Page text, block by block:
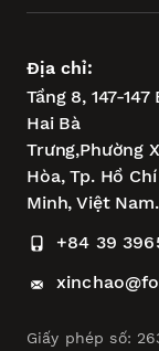
Địa chỉ:
Tầng 8, 147-147
Hai Bà
Trưng,Phường
Hòa,Tp. Hồ Chí
Minh, Việt Nam.
+84 39
Giấy phép số: